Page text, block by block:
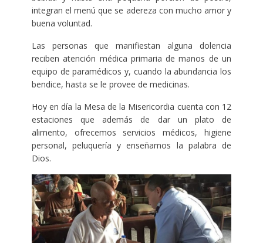
integran el menú que se adereza con mucho amor y
buena voluntad.
Las personas que manifiestan alguna dolencia
reciben atención médica primaria de manos de un
equipo de paramédicos y, cuando la abundancia los
bendice, hasta se le provee de medicinas.
Hoy en día la Mesa de la Misericordia cuenta con 12
estaciones que además de dar un plato de
alimento, ofrecemos servicios médicos, higiene
personal, peluquería y enseñamos la palabra de
Dios.